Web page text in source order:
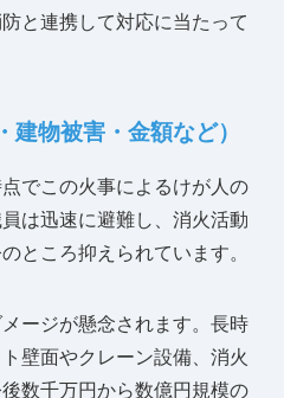
と連携して対応に当たって
物被害・金額など）
でこの火事によるけが人の
は迅速に避難し、消火活動
ところ抑えられています。
ージが懸念されます。長時
壁面やクレーン設備、消火
数千万円から数億円規模の